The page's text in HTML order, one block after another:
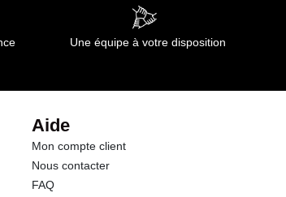
Une équipe à votre disposition
Aide
Mon compte client
Nous contacter
FAQ